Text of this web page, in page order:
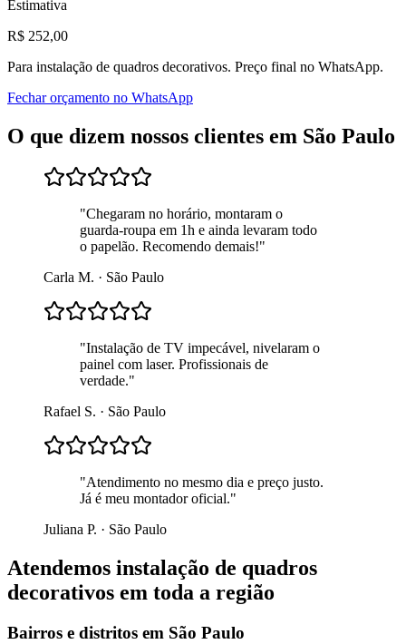
Estimativa
R$ 252,00
Para instalação de quadros decorativos. Preço final no WhatsApp.
Fechar orçamento no WhatsApp
O que dizem nossos clientes em São Paulo
"Chegaram no horário, montaram o
guarda-roupa em 1h e ainda levaram todo
o papelão. Recomendo demais!"
Carla M. · São Paulo
"Instalação de TV impecável, nivelaram o
painel com laser. Profissionais de
verdade."
Rafael S. · São Paulo
"Atendimento no mesmo dia e preço justo.
Já é meu montador oficial."
Juliana P. · São Paulo
Atendemos instalação de quadros
decorativos em toda a região
Bairros e distritos em São Paulo